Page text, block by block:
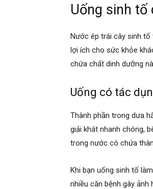
Uống sinh tố
Nước ép trái cây sinh
lợi ích cho sức khỏe
chứa chất dinh dưỡng
Uống có tác
Thành phần trong dưa
giải khát nhanh chóng,
trong nước có chứa
Khi bạn uống sinh tố
nhiều căn bệnh gây ảnh